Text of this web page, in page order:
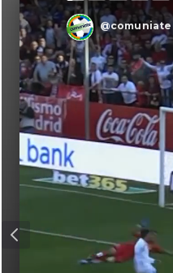
@comuniate